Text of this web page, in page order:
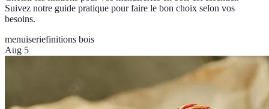
Suivez notre guide pratique pour faire le bon choix selon vos
besoins.
menuiseriefinitions bois
Aug 5